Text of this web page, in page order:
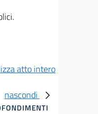
atto intero
nascondi